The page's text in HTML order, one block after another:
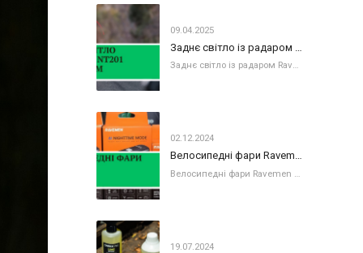
09.04.2025
Заднє світло із радаром Ravemen NT201 Підвищуйте свою безпеку та видимість під час їзди на велосипеді з Ravemen NT201 — розумним заднім
02.12.2024
Велосипедні фари Ravemen серія К
19.07.2024